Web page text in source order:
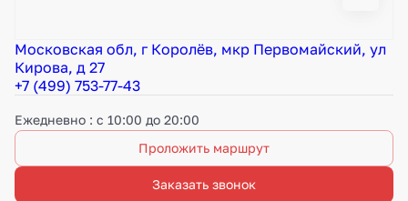
Московская обл, г Королёв, мкр Первомайский, ул
Кирова, д 27
+7 (499) 753-77-43
Ежедневно : с 10:00 до 20:00
Проложить маршрут
Заказать звонок